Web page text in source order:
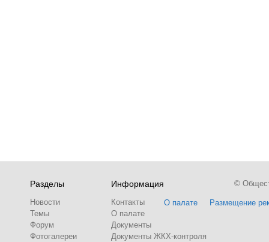
Разделы
Новости
Темы
Форум
Фотогалереи
Информация
Контакты
О палате
Документы
Документы ЖКХ-контроля
О палате Размещение
©